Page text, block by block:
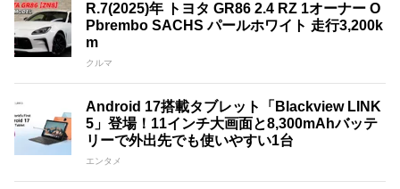
R.7(2025)年 トヨタ GR86 2.4 RZ 1オーナー O
Pbrembo SACHS パールホワイト 走行3,200k
m
クルマ
Android 17搭載タブレット「Blackview LINK
5」登場！11インチ大画面と8,300mAhバッテ
リーで外出先でも使いやすい1台
エンタメ